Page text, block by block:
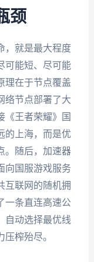
颈
，就是最大程度
可能短、尽可能
理在于节点覆盖
络节点部署了大
《王者荣耀》国
的上海，而是优
。随后，加速器
向国服游戏服务
互联网的随机拥
一条直连高速公
自动选择最优线
榨殆尽。